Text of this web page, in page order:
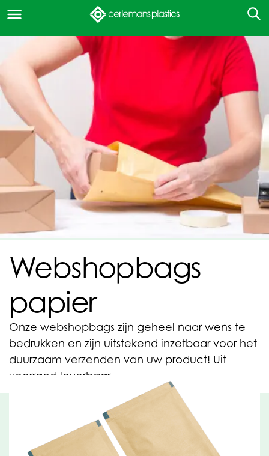
Webshopbags
papier
Onze webshopbags zijn geheel naar wens te
bedrukken en zijn uitstekend inzetbaar voor het
duurzaam verzenden van uw product! Uit
voorraad leverbaar.
Uitstekende reclamedrager
voor uw bedrijf
Webshopbags van papier zijn een perfecte